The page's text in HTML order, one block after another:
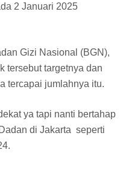
2 Januari 2025
Gizi Nasional (BGN),
tersebut targetnya dan
tercapai jumlahnya itu.
ya tapi nanti bertahap
di Jakarta seperti